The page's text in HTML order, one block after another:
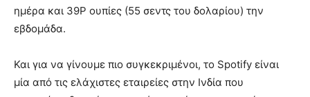
ημέρα και 39Ρ ουπίες (55 σεντς του δολαρίου) την
εβδομάδα.
Και για να γίνουμε πιο συγκεκριμένοι, το Spotify είναι
μία από τις ελάχιστες εταιρείες στην Ινδία που